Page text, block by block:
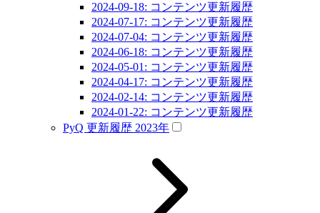
2024-09-18: コンテンツ更新履歴
2024-07-17: コンテンツ更新履歴
2024-07-04: コンテンツ更新履歴
2024-06-18: コンテンツ更新履歴
2024-05-01: コンテンツ更新履歴
2024-04-17: コンテンツ更新履歴
2024-02-14: コンテンツ更新履歴
2024-01-22: コンテンツ更新履歴
PyQ 更新履歴 2023年